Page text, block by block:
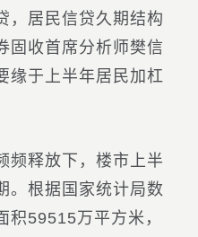
，居民信贷久期结构
固收首席分析师樊信
缘于上半年居民加杠
释放下，楼市上半
。根据国家统计局数
积59515万平方米，